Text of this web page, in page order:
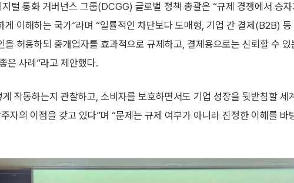
털 통화 거버넌스 그룹(DCGG) 글로벌 정책 총괄은 “규제 경쟁에서 승자
이해하는 국가”라며 “일률적인 차단보다 도매형, 기업 간 결제(B2B) 등
허용하되 중개업자를 효과적으로 규제하고, 결제용으로는 신뢰할 수 있
은 사례”라고 제안했다.
작동하는지 관찰하고, 소비자를 보호하면서도 기업 성장을 뒷받침할 세
자의 이점을 갖고 있다”며 “문제는 규제 여부가 아니라 진정한 이해를 바